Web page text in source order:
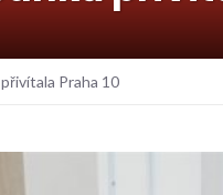
Praha 10